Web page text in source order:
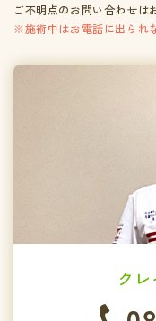
ご不明点のお問い合わせは
※施術中はお電話に出られ
ク